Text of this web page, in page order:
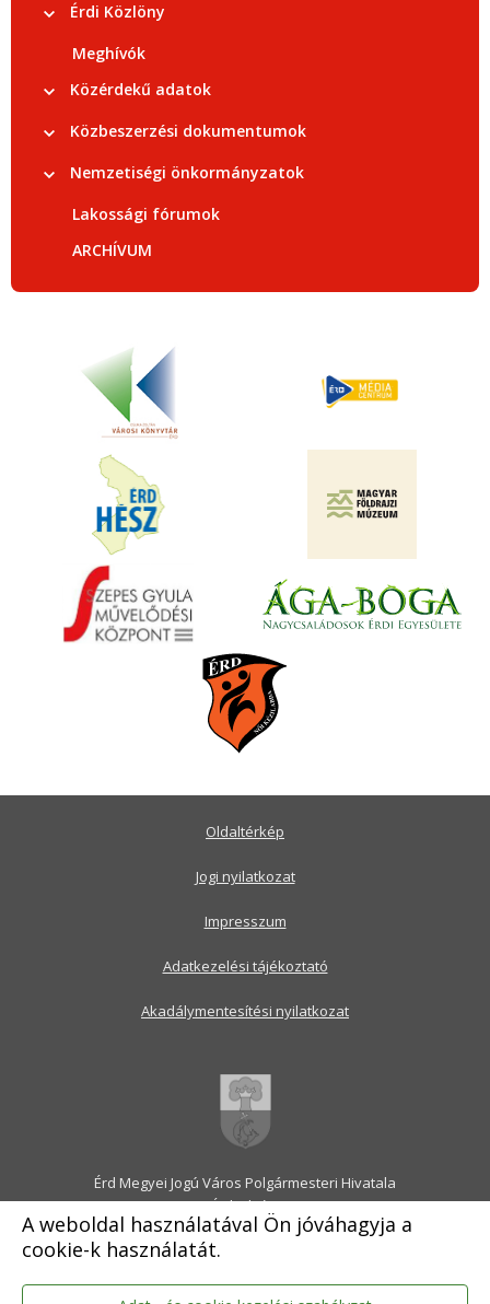
A weboldal használatával Ön jóváhagyja a
cookie-k használatát.
Érdi Közlöny
Meghívók
Közérdekű adatok
Közbeszerzési dokumentumok
Nemzetiségi önkormányzatok
Lakossági fórumok
ARCHÍVUM
Érd Megyei Jogú Város Polgármesteri Hivatala
2030 Érd, Alsó utca 1.
Levélcím: 2031 Érd, Pf.: 31
E-mail:onkormanyzat@erd.hu
Telefonközpont:06-23-522-300
Oldaltérkép
Jogi nyilatkozat
Impresszum
Adatkezelési tájékoztató
Akadálymentesítési nyilatkozat